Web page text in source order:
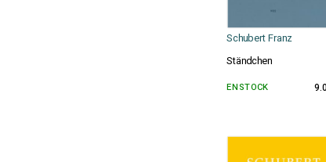
Schubert Franz
Ständchen
EN STOCK